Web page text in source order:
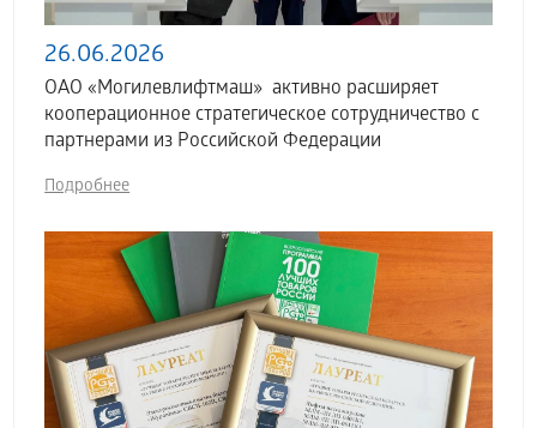
26.06.2026
ОАО «Могилевлифтмаш» активно расширяет
кооперационное стратегическое сотрудничество с
партнерами из Российской Федерации
Подробнее